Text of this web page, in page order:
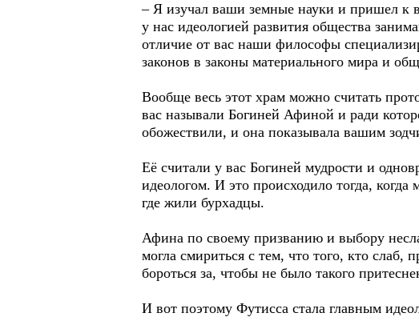
– Я изучал ваши земные науки и пришел к
у нас идеологией развития общества
отличие от вас наши философы
законов в законы материального мира и
Вообще весь этот храм можно считать
вас называли Богиней Афиной и ради
обожествили, и она показывала вашим
Её считали у вас Богиней мудрости и
идеологом. И это происходило тогда,
где жили бурхадцы.
Афина по своему призванию и выбору
могла смириться с тем, что того, кто слаб,
бороться за, чтобы не было такого
И вот поэтому Футисса стала главным